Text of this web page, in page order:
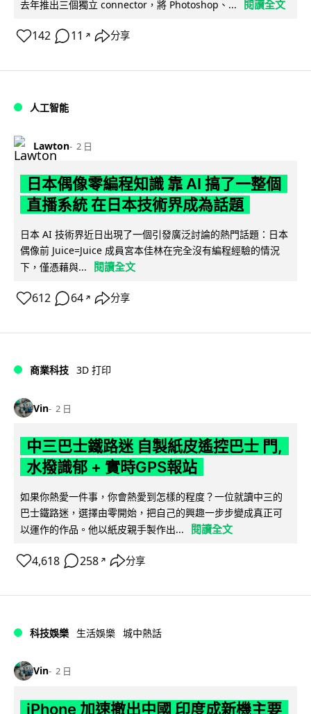
去年推出三個獨立 connector，將 Photoshop、... 閱讀全文
142 11 ↗ 分享
人工智能
Lawton 2 日
日本偶像零編程知識 靠 AI 搞了一整個
直播系統 在日本技術界成為話題
日本 AI 技術界近日出現了一個引發廣泛討論的熱門話題：日本
偶像前 Juice=Juice 成員宮本佳林在完全沒有編程經驗的情況
下，僅憑藉與...
閱讀全文
612 64 ↗ 分享
商業科技 3D 打印
Vin 2 日
中三巴士鐵路迷 自製紙皮遙控巴士 門,
水撥識郁 + 實時GPS報站
如果你熱愛一件事，你會熱愛到怎樣的程度？一位就讀中三的
巴士鐵路迷，選擇由零開始，把自己的興趣一步步變成真正可
以運作的作品。他以紙皮親手製作出...
閱讀全文
4,618 258 ↗ 分享
科技娛樂 生活娛樂 城中熱話
Vin 2 日
iPhone 加速撤出中國 印度成新機主要